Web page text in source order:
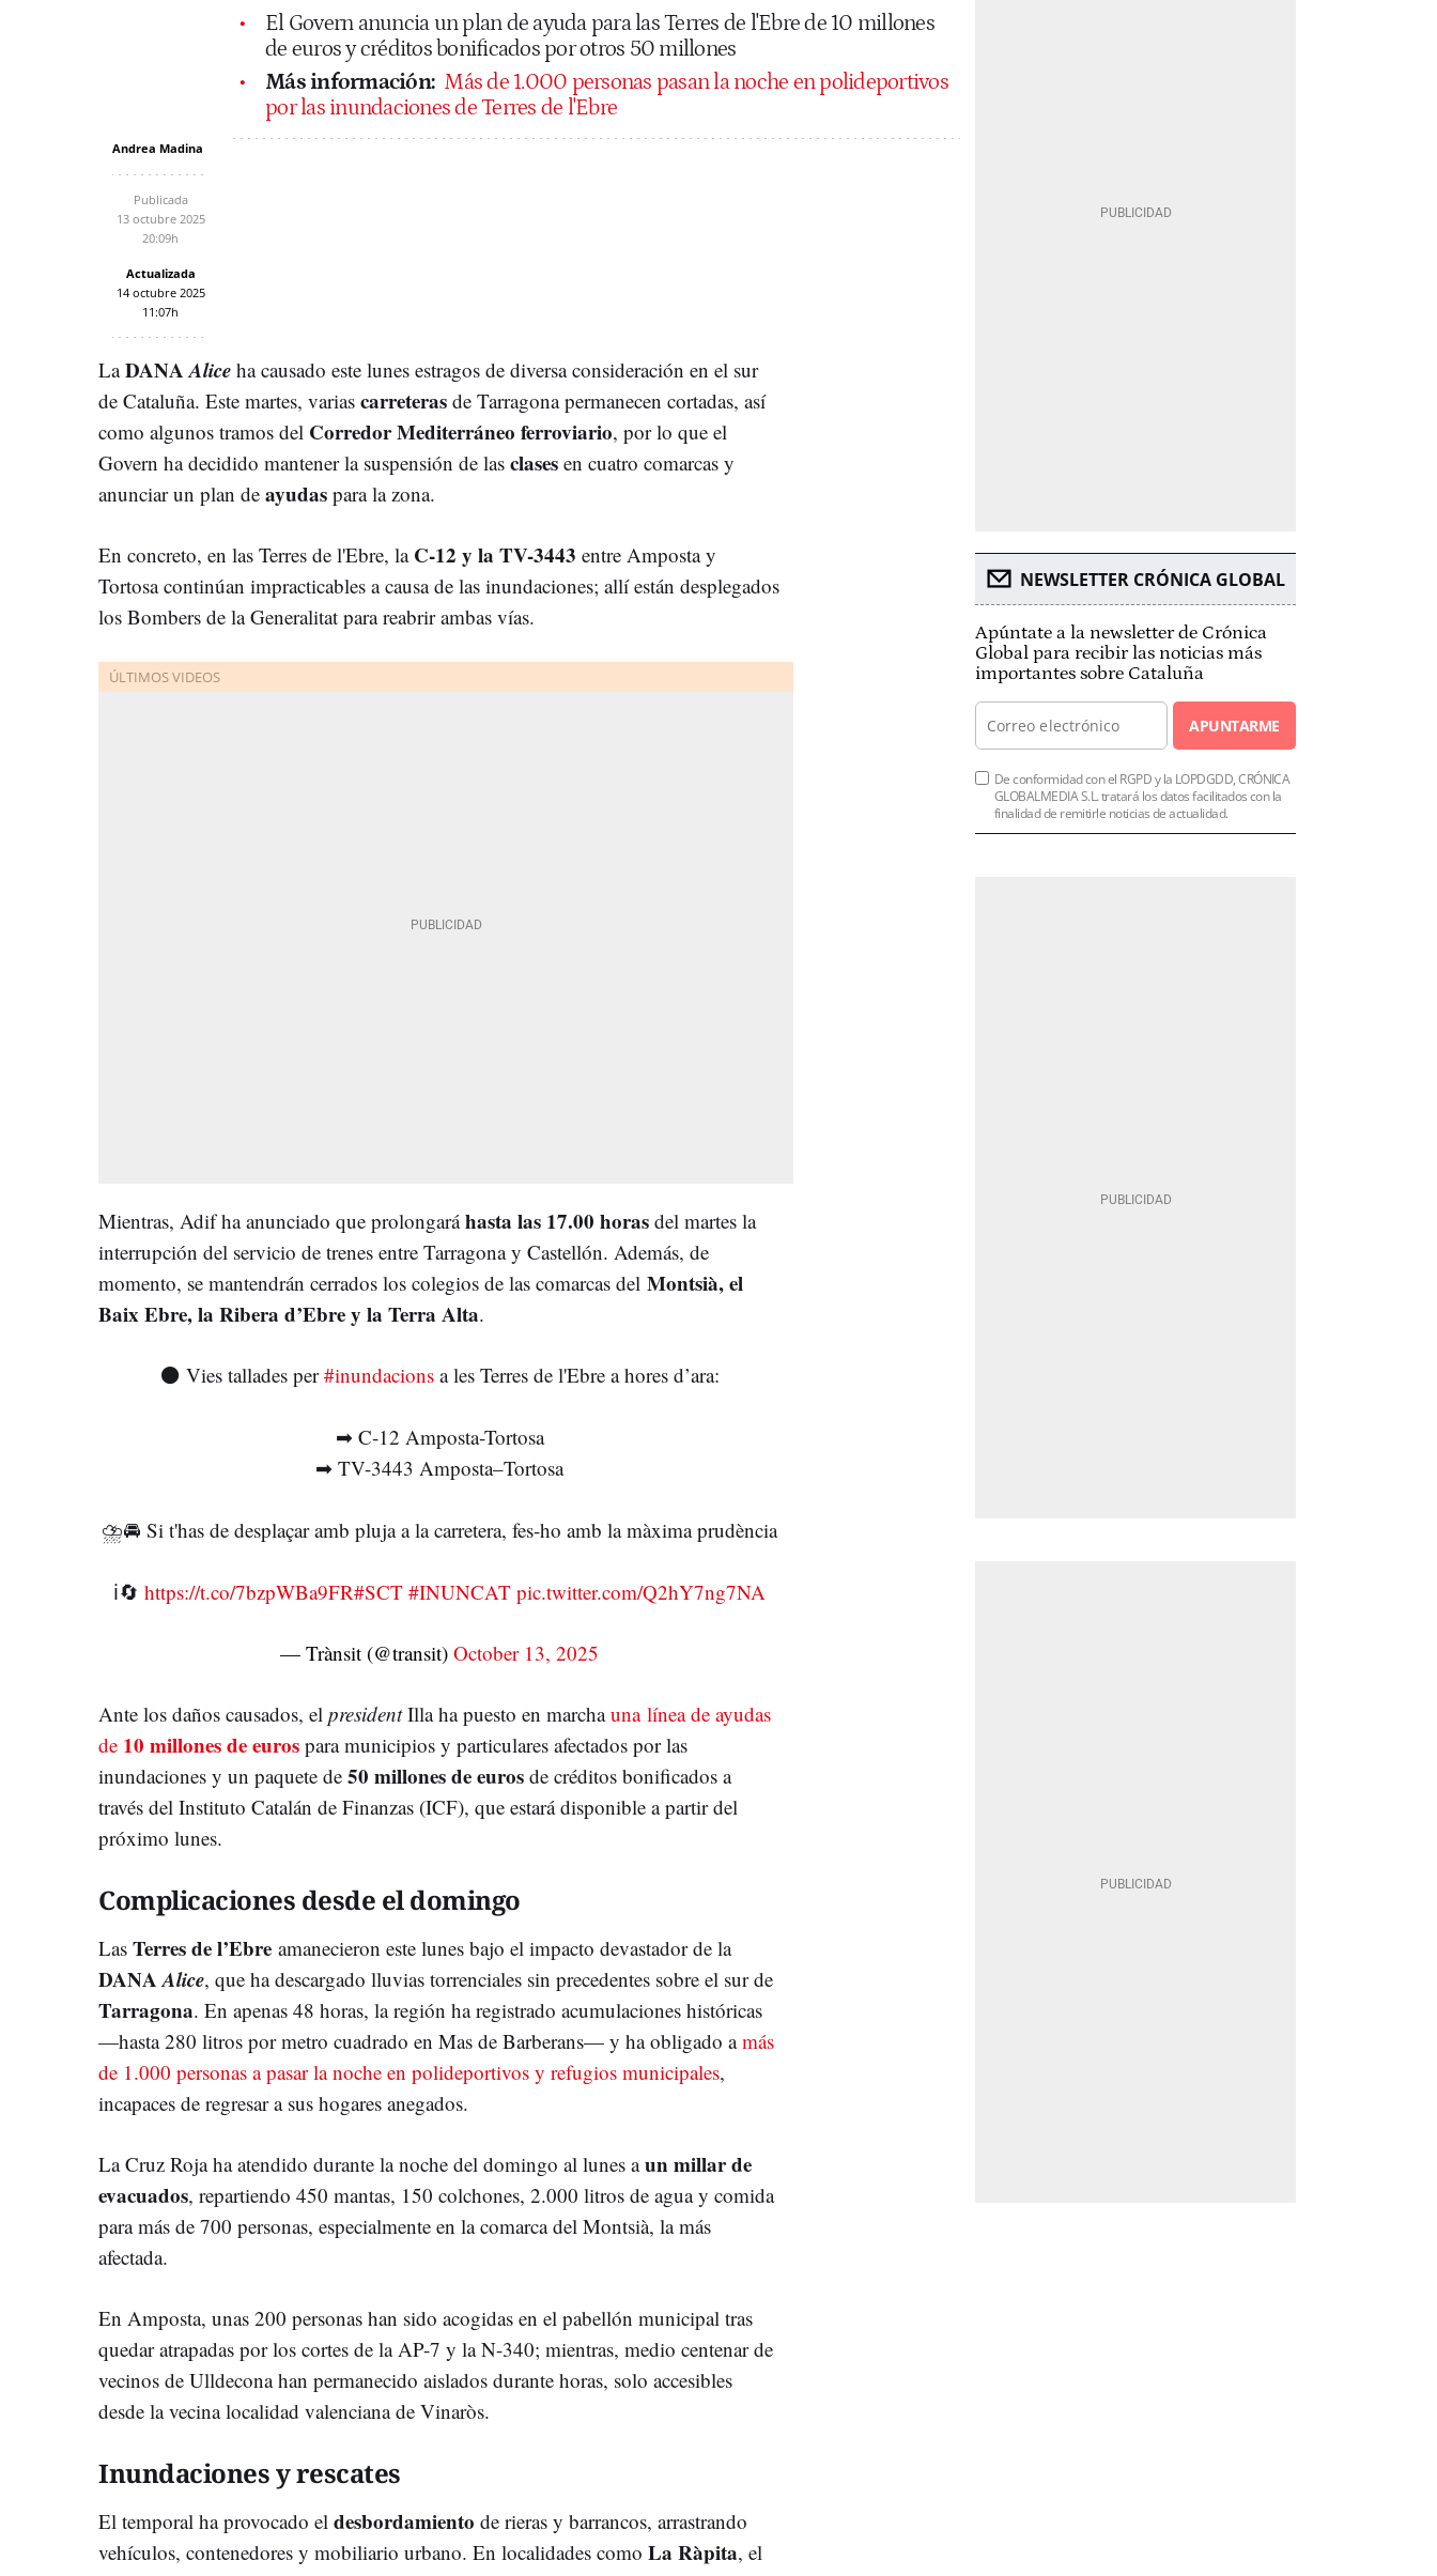
El Govern anuncia un plan de ayuda para las Terres de l'Ebre de 10 millones
de euros y créditos bonificados por otros 50 millones
Más información: Más de 1.000 personas pasan la noche en polideportivos
por las inundaciones de Terres de l'Ebre
Andrea Madina
Publicada
13 octubre 2025
20:09h
Actualizada
14 octubre 2025
11:07h
LaDANAAlice ha causado este lunes estragos de diversa consideración en el sur
de Cataluña. Este martes, varias carreteras de Tarragona permanecen cortadas, así
como algunos tramos del Corredor Mediterráneo ferroviario, por lo que el
Govern ha decidido mantener la suspensión de las clases en cuatro comarcas y
anunciar un plan de ayudas para la zona.
En concreto, en las Terres de l'Ebre, la C-12 y la TV-3443 entre Amposta y
Tortosa continúan impracticables a causa de las inundaciones; allí están desplegados
los Bombers de la Generalitat para reabrir ambas vías.
Mientras, Adif ha anunciado que prolongaráhasta las 17.00 horas del martes la
interrupción del servicio de trenes entre Tarragona y Castellón. Además, de
momento, se mantendrán cerrados los colegios de las comarcas del Montsià, el
Baix Ebre, la Ribera d’Ebre y la Terra Alta.
⚫ Vies tallades per#inundacionsa les Terres de l'Ebre a hores d’ara:
➡ C-12 Amposta-Tortosa
➡ TV-3443 Amposta–Tortosa
⛈🚘 Si t'has de desplaçar amb pluja a la carretera, fes-ho amb la màxima prudència
ℹ🔄https://t.co/7bzpWBa9FR#SCT #INUNCAT pic.twitter.com/Q2hY7ng7NA
— Trànsit (@transit)October 13, 2025
Ante los daños causados, el presidentIlla ha puesto en marchauna línea de ayudas
de 10 millones de euros para municipios y particulares afectados por las
inundaciones y un paquete de 50 millones de euros de créditos bonificados a
través del Instituto Catalán de Finanzas (ICF), que estará disponible a partir del
próximo lunes.
Complicaciones desde el domingo
Las Terres de l’Ebre amanecieron este lunes bajo el impacto devastador de la
DANAAlice, que ha descargado lluvias torrenciales sin precedentes sobre el sur de
Tarragona. En apenas 48 horas, la región ha registrado acumulaciones históricas
—hasta 280 litros por metro cuadrado en Mas de Barberans— y ha obligado amás
de 1.000 personas a pasar la noche en polideportivos y refugios municipales,
incapaces de regresar a sus hogares anegados.
La Cruz Roja ha atendido durante la noche del domingo al lunes aun millar de
evacuados, repartiendo 450 mantas, 150 colchones, 2.000 litros de agua y comida
para más de 700 personas, especialmente en la comarca del Montsià, la más
afectada.
En Amposta, unas 200 personas han sido acogidas en el pabellón municipal tras
quedar atrapadas por los cortes de la AP-7 y la N-340; mientras, medio centenar de
vecinos de Ulldecona han permanecido aislados durante horas, solo accesibles
desde la vecina localidad valenciana de Vinaròs.
Inundaciones y rescates
El temporal ha provocado el desbordamiento de rieras y barrancos, arrastrando
vehículos, contenedores y mobiliario urbano. En localidades como La Ràpita, el
NEWSLETTER CRÓNICA GLOBAL
Apúntate a la newsletter de Crónica
Global para recibir las noticias más
importantes sobre Cataluña
APUNTARME
De conformidad con el RGPD y la LOPDGDD, CRÓNICA
GLOBALMEDIA S.L. tratará los datos facilitados con la
finalidad de remitirle noticias de actualidad.